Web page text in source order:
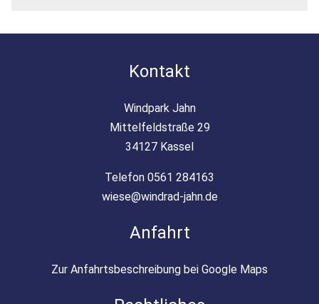
Kontakt
Windpark Jahn
Mittelfeldstraße 29
34127 Kassel
Telefon 0561 284163
wiese@windrad-jahn.de
Anfahrt
Zur Anfahrtsbeschreibung bei Google Maps